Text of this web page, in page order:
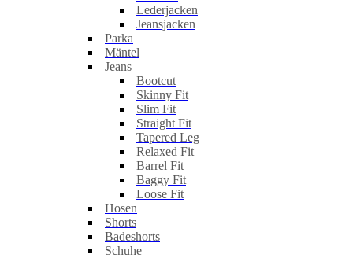
Lederjacken
Jeansjacken
Parka
Mäntel
Jeans
Bootcut
Skinny Fit
Slim Fit
Straight Fit
Tapered Leg
Relaxed Fit
Barrel Fit
Baggy Fit
Loose Fit
Hosen
Shorts
Badeshorts
Schuhe